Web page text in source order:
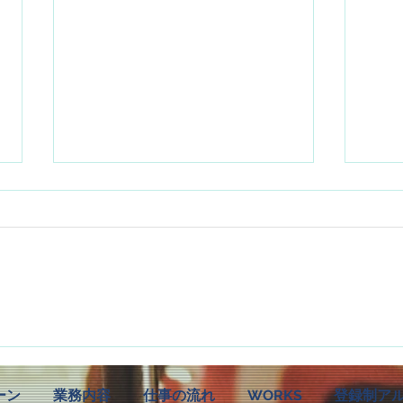
ン 業務内容 仕事の流れ WORKS 登録制ア